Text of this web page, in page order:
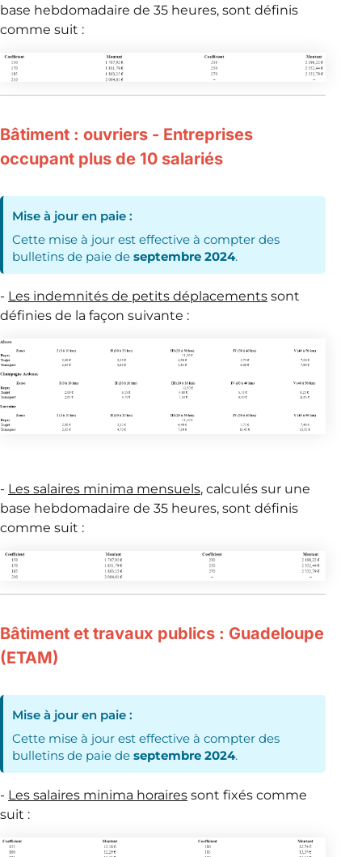
base hebdomadaire de 35 heures, sont définis
comme suit :
Bâtiment : ouvriers - Entreprises
occupant plus de 10 salariés
Mise à jour en paie :
Cette mise à jour est effective à compter des
bulletins de paie deseptembre 2024.
- Les indemnités de petits déplacements sont
définies de la façon suivante :
- Les salaires minima mensuels, calculés sur une
base hebdomadaire de 35 heures, sont définis
comme suit :
Bâtiment et travaux publics : Guadeloupe
(ETAM)
Mise à jour en paie :
Cette mise à jour est effective à compter des
bulletins de paie deseptembre 2024.
- Les salaires minima horaires sont fixés comme
suit :